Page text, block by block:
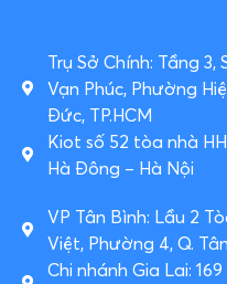
Trụ Sở Chính: Tầng
Vạn Phúc, Phường
Đức, TP.HCM
Kiot số 52 tòa nhà
Hà Đông – Hà Nội
VP Tân Bình: Lầu 2
Việt, Phường 4, Q.
Chi nhánh Gia Lai: